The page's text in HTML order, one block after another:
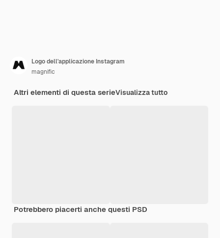
Logo dell'applicazione Instagram
magnific
Altri elementi di questa serieVisualizza tutto
Potrebbero piacerti anche questi PSD